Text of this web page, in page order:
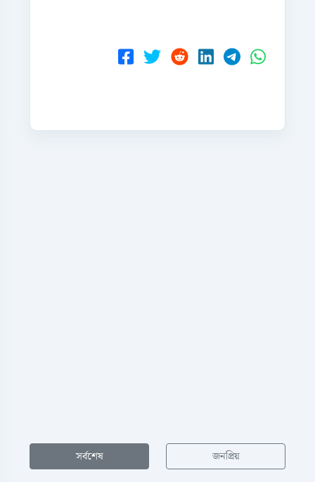
সর্বশেষ জনপ্রিয়